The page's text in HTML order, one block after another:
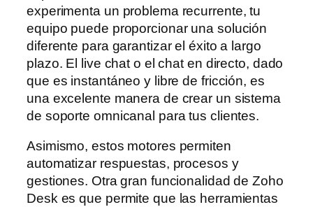
experimenta un problema recurrente, tu
equipo puede proporcionar una solución
diferente para garantizar el éxito a largo
plazo. El live chat o el chat en directo, dado
que es instantáneo y libre de fricción, es
una excelente manera de crear un sistema
de soporte omnicanal para tus clientes.
Asimismo, estos motores permiten
automatizar respuestas, procesos y
gestiones. Otra gran funcionalidad de Zoho
Desk es que permite que las herramientas